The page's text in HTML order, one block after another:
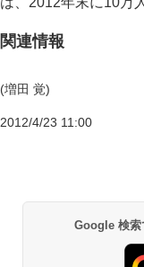
関連情報
(増田 覚)
2012/4/23 11:00
Google 検索